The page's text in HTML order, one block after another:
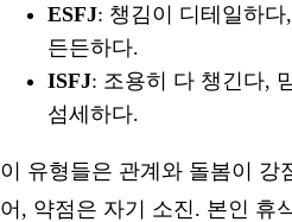
ESFJ: 챙김이 디테일하
든든하다.
ISFJ: 조용히 다 챙긴다,
섬세하다.
이 유형들은 관계와 돌봄이 강
어, 약점은 자기 소진. 본인 휴